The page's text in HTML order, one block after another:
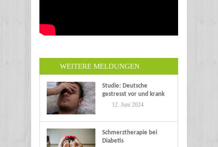
WEITERE MELDUNGEN
Studie: Deutsche
gestresst vor und krank
im Urlaub
12. Juni 2024
Schmerztherapie bei
Diabetis